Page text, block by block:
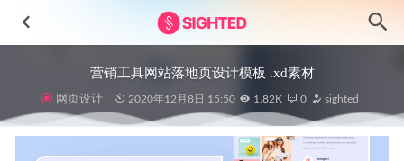
营销工具网站落地页设计模板 .xd素材
网页设计 2020年12月8日 15:50 1.82K 0 sighted